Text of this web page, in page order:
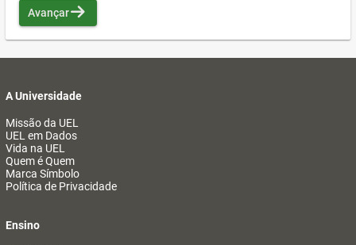
Avançar
A Universidade
Missão da UEL
UEL em Dados
Vida na UEL
Quem é Quem
Marca Símbolo
Política de Privacidade
Ensino